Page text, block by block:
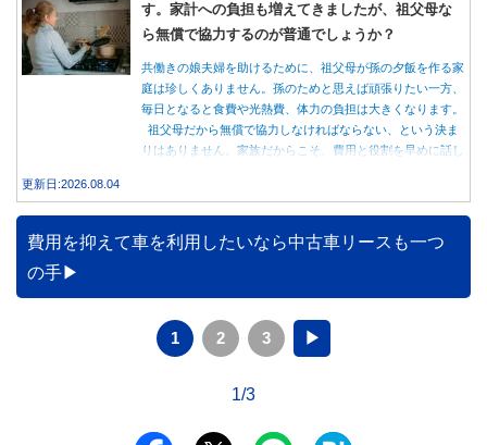
す。家計への負担も増えてきましたが、祖父母な
ら無償で協力するのが普通でしょうか？
共働きの娘夫婦を助けるために、祖父母が孫の夕飯を作る家
庭は珍しくありません。孫のためと思えば頑張りたい一方、
毎日となると食費や光熱費、体力の負担は大きくなります。
祖父母だから無償で協力しなければならない、という決ま
りはありません。家族だからこそ、費用と役割を早めに話し
更新日:2026.08.04
費用を抑えて車を利用したいなら中古車リースも一つ
の手
1 2 3 ▶
1/3